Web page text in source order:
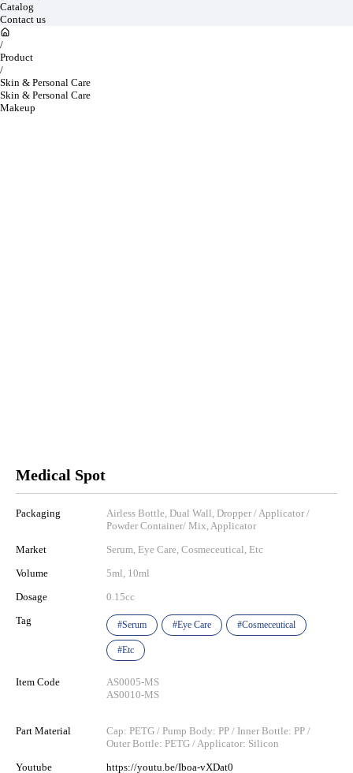
Catalog
Contact us
/
Product
/
Skin & Personal Care
Skin & Personal Care
Makeup
Medical Spot
Packaging
Airless Bottle, Dual Wall, Dropper / Applicator /
Powder Container/ Mix, Applicator
Market
Serum, Eye Care, Cosmeceutical, Etc
Volume
5ml, 10ml
Dosage
0.15cc
Tag
#Serum #Eye Care #Cosmeceutical
#Etc
Item Code
AS0005-MS
AS0010-MS
Part Material
Cap: PETG / Pump Body: PP / Inner Bottle: PP /
Outer Bottle: PETG / Applicator: Silicon
Youtube
https://youtu.be/Iboa-vXDat0